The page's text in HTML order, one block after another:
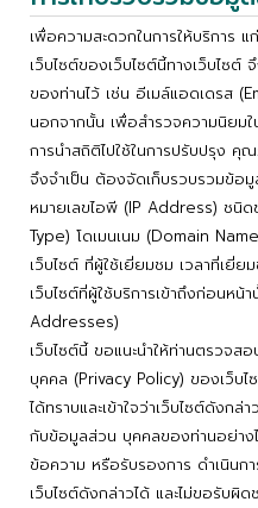
เพื่อความสะดวกในการให้บริการ แ
เว็บไซต์ของเว็บไซต์นี้ทางเว็บไซ
ของท่านไว้ เช่น อีเมล์แอดเดรส
นอกจากนั้น เพื่อสำรวจความนิยมใ
การนำสถิติไปใช้ในการปรับปรุง คุ
จึงจำเป็น ต้องจัดเก็บรวบรวมข้อ
หมายเลขไอพี (IP Address) ชนิ
Type) โดเมนเนม (Domain
เว็บไซต์ ที่ผู้ใช้เยี่ยมชม เวลาที่เยี่
เว็บไซต์ที่ผู้ใช้บริการเข้าถึงก่อนห
Addresses)
เว็บไซต์นี้ ขอแนะนำให้ท่านตรวจ
บุคคล (Privacy Policy) ของเว็บไ
ได้ทราบและเข้าใจว่าเว็บไซต์ดังก
กับข้อมูลส่วน บุคคลของท่านอย่าง
ข้อความ หรือรับรองการ ดำเนินกา
เว็บไซต์ดังกล่าวได้ และไม่ขอรับผิด